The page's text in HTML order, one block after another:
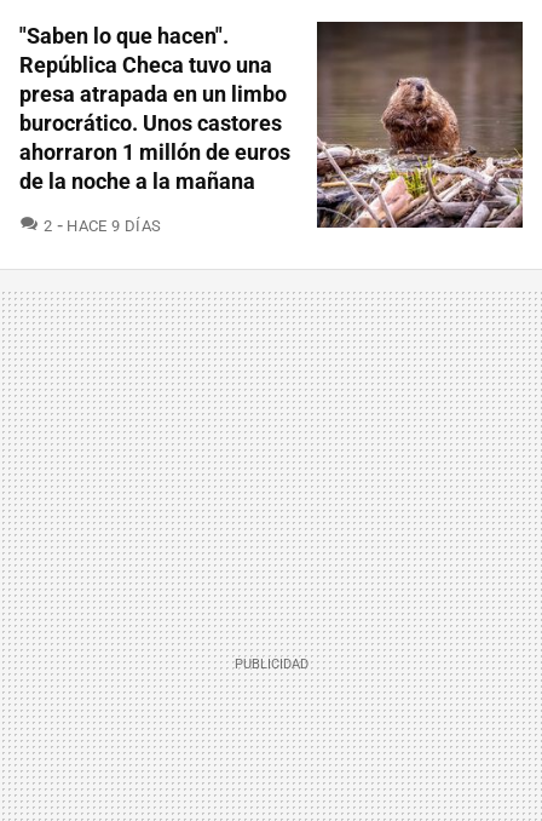
"Saben lo que hacen".
República Checa tuvo una
presa atrapada en un limbo
burocrático. Unos castores
ahorraron 1 millón de euros
de la noche a la mañana
2 COMENTARIOS
HACE 9 DÍAS